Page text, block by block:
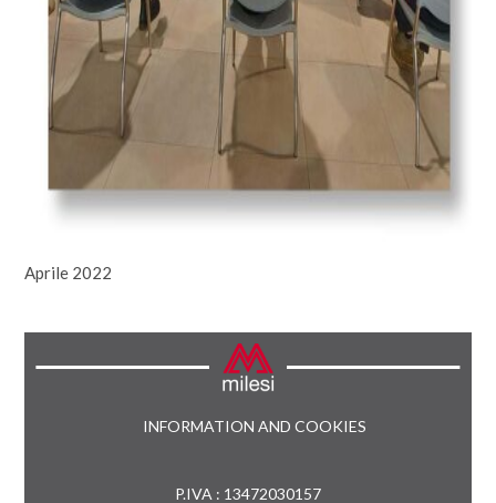
Aprile 2022
INFORMATION AND COOKIES
P.IVA : 13472030157